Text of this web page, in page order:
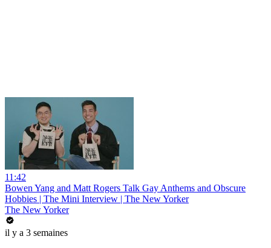
11:42
Bowen Yang and Matt Rogers Talk Gay Anthems and Obscure
Hobbies | The Mini Interview | The New Yorker
The New Yorker
il y a 3 semaines